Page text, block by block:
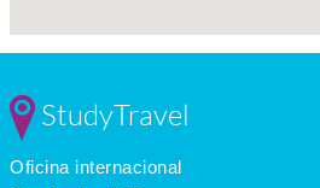
StudyTravel
Oficina internacional